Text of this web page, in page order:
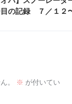
目の記録 ７／１２
。 ※ が付いてい